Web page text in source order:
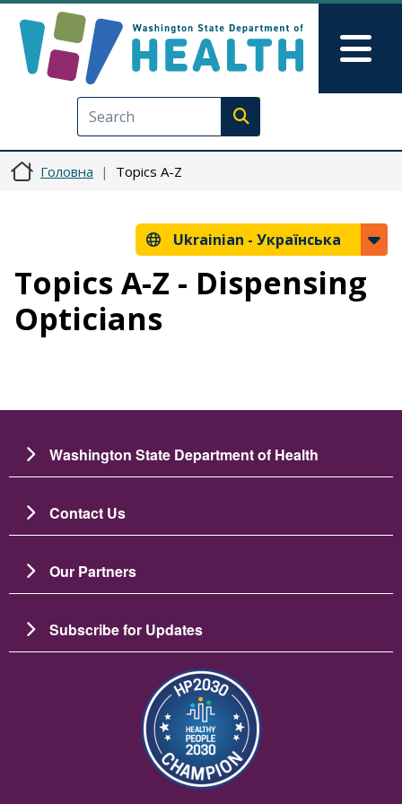
Execute search
Головна Topics A-Z
Ukrainian - Українська
Topics A-Z - Dispensing
Opticians
Washington State Department of Health
Contact Us
Our Partners
Subscribe for Updates
Зображення